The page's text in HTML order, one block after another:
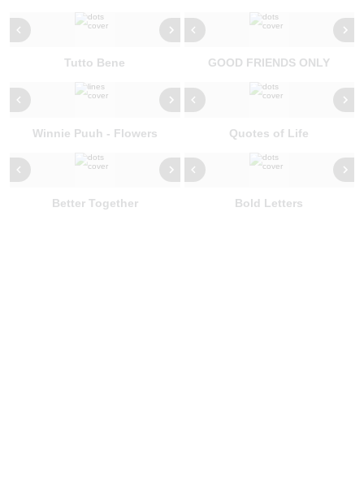
Tutto Bene GOOD FRIENDS ONLY
Winnie Puuh - Flowers Quotes of Life
Better Together Bold Letters